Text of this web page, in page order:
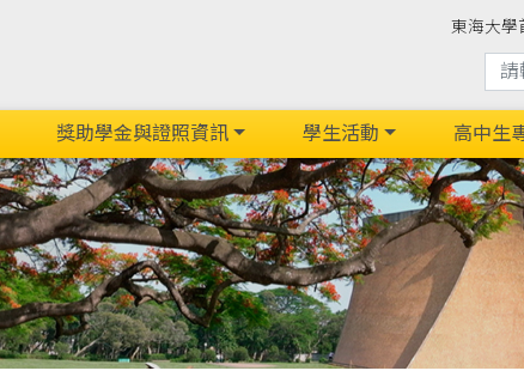
東海大學
獎助學金與證照資訊 學生活動 高中生